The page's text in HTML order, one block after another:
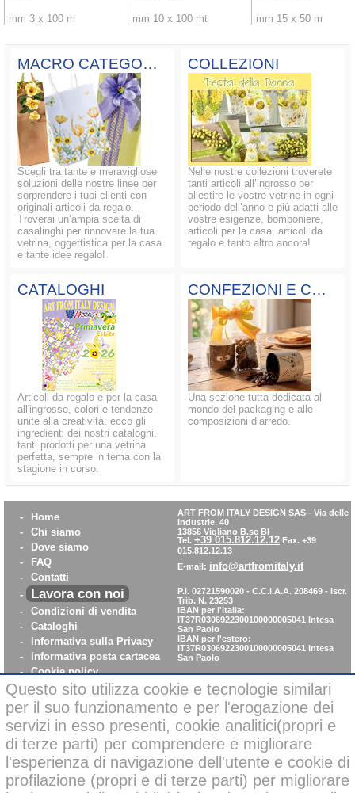
mm 3 x 100 m mm 10 x 100 mt mm 15 x 50 m
MACRO CATEGORIE
Scegli tra tante e meravigliose
soluzioni delle nostre linee per
sorprendere i tuoi clienti con
originali articoli da regalo.
Troverai un’ampia scelta di
casalinghi per rinnovare la tua
vetrina, oggettistica per la casa
e tante idee regalo!
COLLEZIONI
Nelle nostre collezioni troverete
tanti articoli all’ingrosso per
allestire le vostre vetrine in ogni
periodo dell’anno e più adatti alle
vostre esigenze, bomboniere,
articoli per la casa, articoli da
regalo e tanto altro ancora!
CATALOGHI
Articoli da regalo e per la casa
all'ingrosso, colori e tendenze
unite alla creatività: ecco gli
ingredienti dei nostri cataloghi.
tanti prodotti per una vetrina
perfetta, sempre in tema con la
stagione in corso.
CONFEZIONI E COMPOSIZIONI
Una sezione tutta dedicata al
mondo del packaging e alle
composizioni d’arredo.
-
Home
-
Chi siamo
-
Dove siamo
-
FAQ
-
Contatti
-
Lavora con noi
-
Condizioni di vendita
-
Cataloghi
-
Informativa sulla Privacy
-
Informativa posta cartacea
- Cookie policy
- WhistleBlowing
Parità di Genere
ART FROM ITALY DESIGN SAS - Via delle
Industrie, 40
13856 Vigliano B.se BI
Tel. +39 015.812.12.12 Fax. +39
015.812.12.13
E-mail: info@artfromitaly.it
P.I. 02721590020 - C.C.I.A.A. 208469 - Iscr.
Trib. N. 23253
IBAN per l'Italia:
IT37R0306922300100000005041 Intesa
San Paolo
IBAN per l'estero:
IT37R0306922300100000005041 Intesa
San Paolo
Pagamenti sicuri con carta di credito on-line
Questo sito utilizza cookie e tecnologie similari
per il suo funzionamento e per l'erogazione dei
servizi in esso presenti, cookie analitici(propri e
di terze parti) per comprendere e migliorare
l'esperienza di navigazione dell'utente e cookie di
profilazione (propri e di terze parti) per migliorare